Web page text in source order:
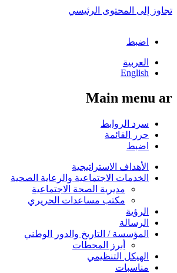
تجاوز إلى المحتوى الرئيسي
اضبط
العربية
English
Main menu ar
سرد الروابط
حرر القائمة
اضبط
الأهداف الاستراتيجية
الخدمات الاجتماعية والرعاية الصحية
مديرية الصحة الاجتماعية
مكتب مساعدات الحريري
الرؤية
الرسالة
المؤسسة / التاريخ والدور الوطني
أبرز المحطات
الهيكل التنظيمي
مناسبات